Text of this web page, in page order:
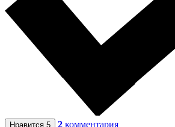
Нравится 5 2 комментария